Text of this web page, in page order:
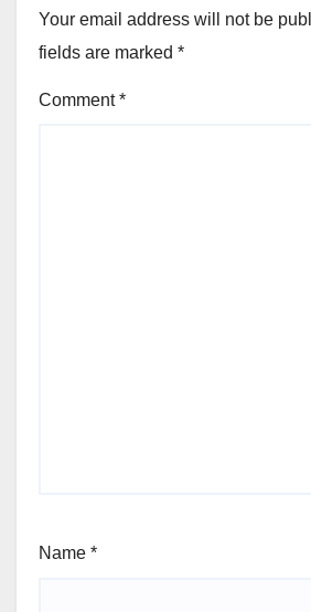
Your email address will not be
fields are marked *
Comment*
Name *